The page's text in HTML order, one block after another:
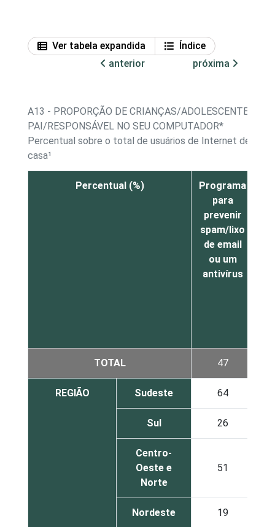
Ver tabela expandida
Índice
anterior
próxima
A13 - PROPORÇÃO DE CRIANÇAS/ADOLESCENTES,
PAI/RESPONSÁVEL NO SEU COMPUTADOR*
Percentual sobre o total de usuários de Internet de 9 a
casa¹
Percentual (%)
Programa
para
prevenir
spam/lixo
de email
ou um
antivírus
TOTAL 47
REGIÃO Sudeste 64
Sul 26
Centro-
Oeste e
Norte
51
Nordeste 19